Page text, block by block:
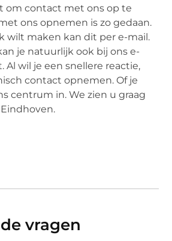
om contact met ons op te
ons opnemen is zo gedaan.
wilt maken kan dit per e-mail.
je natuurlijk ook bij ons e-
Al wil je een snellere reactie,
contact opnemen. Of je
centrum in. We zien u graag
vragen